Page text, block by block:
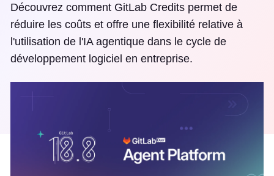
Découvrez comment GitLab Credits permet de
réduire les coûts et offre une flexibilité relative à
l'utilisation de l'IA agentique dans le cycle de
développement logiciel en entreprise.